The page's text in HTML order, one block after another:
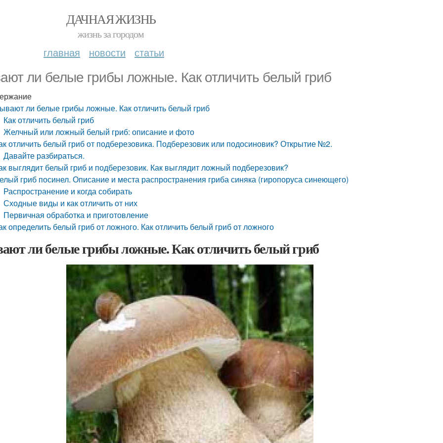
ДАЧНАЯ ЖИЗНЬ
жизнь за городом
главная новости статьи
ли белые грибы ложные. Как отличить белый гриб
ли белые грибы ложные. Как отличить белый гриб
Как отличить белый гриб
Желчный или ложный белый гриб: описание и фото
отличить белый гриб от подберезовика. Подберезовик или подосиновик? Открытие №2.
Давайте разбираться.
выглядит белый гриб и подберезовик. Как выглядит ложный подберезовик?
гриб посинел. Описание и места распространения гриба синяка (гиропоруса синеющего)
Распространение и когда собирать
Сходные виды и как отличить от них
Первичная обработка и приготовление
определить белый гриб от ложного. Как отличить белый гриб от ложного
ли белые грибы ложные. Как отличить белый гриб